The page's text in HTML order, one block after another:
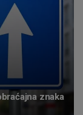
znaka